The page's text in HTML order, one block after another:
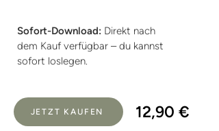
Sofort-Download: Direkt nach
dem Kauf verfügbar – du kannst
sofort loslegen.
JETZT KAUFEN 12,90 €